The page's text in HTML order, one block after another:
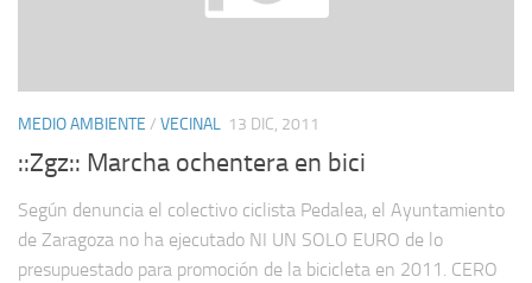
MEDIO AMBIENTE / VECINAL 13 DIC, 2011
::Zgz:: Marcha ochentera en bici
Según denuncia el colectivo ciclista Pedalea, el Ayuntamiento
de Zaragoza no ha ejecutado NI UN SOLO EURO de lo
presupuestado para promoción de la bicicleta en 2011. CERO